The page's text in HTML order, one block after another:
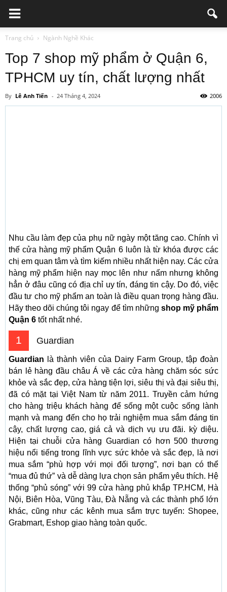
Trang chủ Ngành Nghề Khác
Top 7 shop mỹ phẩm ở Quận 6,
TPHCM uy tín, chất lượng nhất
By Lê Anh Tiến - 24 Tháng 4, 2024 2006
Nhu cầu làm đẹp của phụ nữ ngày một tăng cao. Chính vì
thế cửa hàng mỹ phẩm Quận 6 luôn là từ khóa được các
chị em quan tâm và tìm kiếm nhiều nhất hiện nay. Các cửa
hàng mỹ phẩm hiện nay mọc lên như nấm nhưng không
hẳn ở đâu cũng có địa chỉ uy tín, đáng tin cậy. Do đó, việc
đầu tư cho mỹ phẩm an toàn là điều quan trọng hàng đầu.
Hãy theo dõi chúng tôi ngay để tìm những shop mỹ phẩm
Quận 6 tốt nhất nhé.
1 Guardian
Guardian là thành viên của Dairy Farm Group, tập đoàn
bán lẻ hàng đầu châu Á về các cửa hàng chăm sóc sức
khỏe và sắc đẹp, cửa hàng tiện lợi, siêu thị và đại siêu thị,
đã có mặt tại Việt Nam từ năm 2011. Truyền cảm hứng
cho hàng triệu khách hàng để sống một cuộc sống lành
mạnh và mang đến cho họ trải nghiệm mua sắm đáng tin
cậy, chất lượng cao, giá cả và dịch vụ ưu đãi. kỳ diệu.
Hiện tại chuỗi cửa hàng Guardian có hơn 500 thương
hiệu nổi tiếng trong lĩnh vực sức khỏe và sắc đẹp, là nơi
mua sắm “phù hợp với mọi đối tượng”, nơi bạn có thể
“mua đủ thứ” và dễ dàng lựa chọn sản phẩm yêu thích. Hệ
thống “phủ sóng” với 99 cửa hàng phủ khắp TP.HCM, Hà
Nội, Biên Hòa, Vũng Tàu, Đà Nẵng và các thành phố lớn
khác, cũng như các kênh mua sắm trực tuyến: Shopee,
Grabmart, Eshop giao hàng toàn quốc.